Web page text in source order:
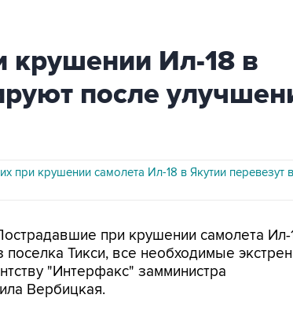
крушении Ил-18 в
после
при крушении самолета Ил-18 в Якутии перевезут в
при крушении самолета Ил-
поселка Тикси, все необходимые
"Интерфакс" замминистра
Вербицкая.